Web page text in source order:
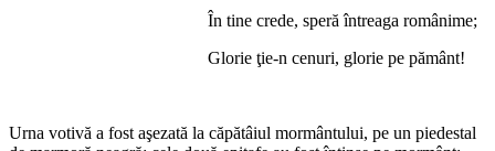
În tine crede, speră întreaga românime;
Glorie ţie-n cenuri, glorie pe pământ!
Urna votivă a fost aşezată la căpătâiul mormântului, pe un piedestal